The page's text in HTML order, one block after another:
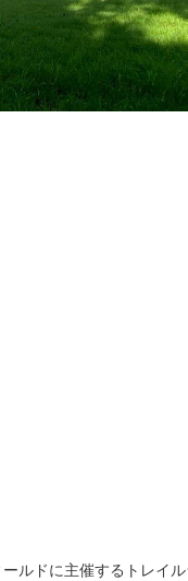
、まだまだたくさんの
ー（ボランティアスタ
時間の変更について
へと変更になります。
ト時間を10時から10時
できるようになりました
ルドに主催するトレイル